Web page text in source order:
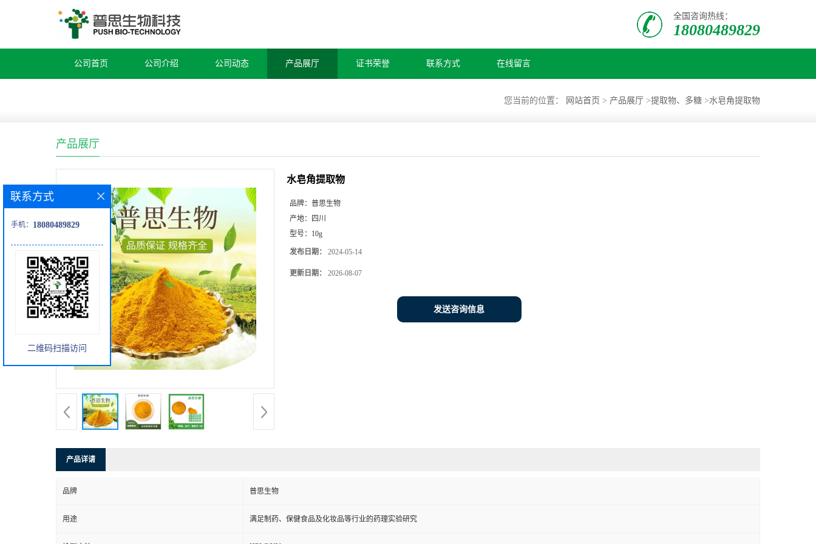
全国咨询热线：
18080489829
公司首页 公司介绍 公司动态 产品展厅 证书荣誉 联系方式 在线留言
您当前的位置： 网站首页 > 产品展厅 >提取物、多糖 >水皂角提取物
产品展厅
水皂角提取物
品牌： 普思生物
产地：
四川
型号： 10g
发布日期： 2024-05-14
更新日期： 2026-08-07
发送咨询信息
产品详请
品牌 普思生物
用途 满足制药、保健食品及化妆品等行业的药理实验研究
联系方式
手机： 18080489829
二维码扫描访问